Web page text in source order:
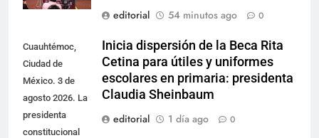
editorial
54 minutos ago 0
Cuauhtémoc,
Ciudad de
México. 3 de
agosto 2026. La
presidenta
constitucional
Inicia dispersión de la Beca Rita
Cetina para útiles y uniformes
escolares en primaria: presidenta
Claudia Sheinbaum
editorial
1 día ago 0